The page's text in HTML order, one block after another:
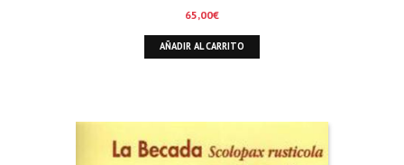
65,00€
AÑADIR AL CARRITO